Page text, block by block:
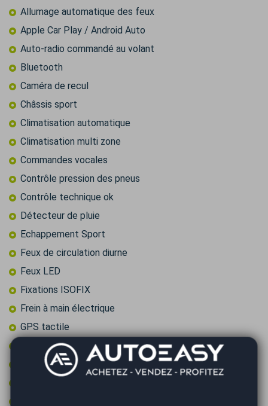
Allumage automatique des feux
Apple Car Play / Android Auto
Auto-radio commandé au volant
Bluetooth
Caméra de recul
Châssis sport
Climatisation automatique
Climatisation multi zone
Commandes vocales
Contrôle pression des pneus
Contrôle technique ok
Détecteur de pluie
Echappement Sport
Feux de circulation diurne
Feux LED
Fixations ISOFIX
Frein à main électrique
GPS tactile
Intérieur cuir/alcantara
Jantes 18 pouces